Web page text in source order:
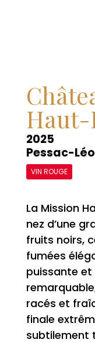
Haut-
2025
Pessac-
VIN ROUGE
La Mission
nez d’une
fruits noirs,
fumées
puissante et
racés et
finale
subtilement